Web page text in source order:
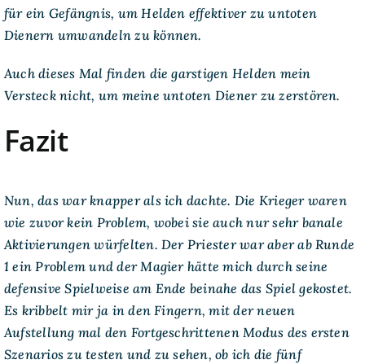
für ein Gefängnis, um Helden effektiver zu untoten
Dienern umwandeln zu können.
Auch dieses Mal finden die garstigen Helden mein
Versteck nicht, um meine untoten Diener zu zerstören.
Fazit
Nun, das war knapper als ich dachte. Die Krieger waren
wie zuvor kein Problem, wobei sie auch nur sehr banale
Aktivierungen würfelten. Der Priester war aber ab Runde
1 ein Problem und der Magier hätte mich durch seine
defensive Spielweise am Ende beinahe das Spiel gekostet.
Es kribbelt mir ja in den Fingern, mit der neuen
Aufstellung mal den Fortgeschrittenen Modus des ersten
Szenarios zu testen und zu sehen, ob ich die fünf